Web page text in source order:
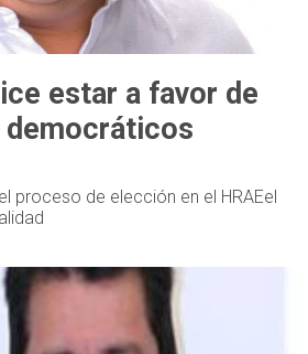
estar a favor de
democráticos
proceso de elección en el HRAEel